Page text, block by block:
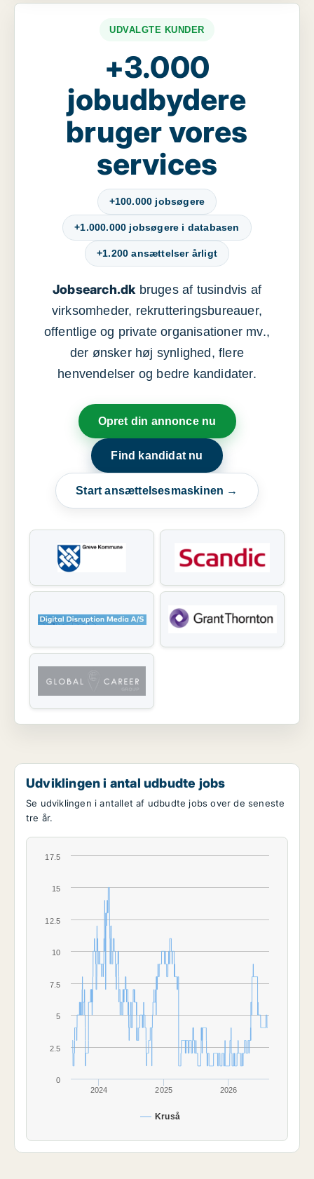
UDVALGTE KUNDER
+3.000
jobudbydere
bruger vores
services
+100.000 jobsøgere
+1.000.000 jobsøgere i databasen
+1.200 ansættelser årligt
Jobsearch.dkbruges af tusindvis af
virksomheder, rekrutteringsbureauer,
offentlige og private organisationer mv.,
der ønsker høj synlighed, flere
henvendelser og bedre kandidater.
Opret din annonce nu
Find kandidat nu
Start ansættelsesmaskinen →
Udviklingen i antal udbudte jobs
Se udviklingen i antallet af udbudte jobs over de seneste
tre år.
Kruså
2024 2025 2026
0
2.5
5
7.5
10
12.5
15
17.5